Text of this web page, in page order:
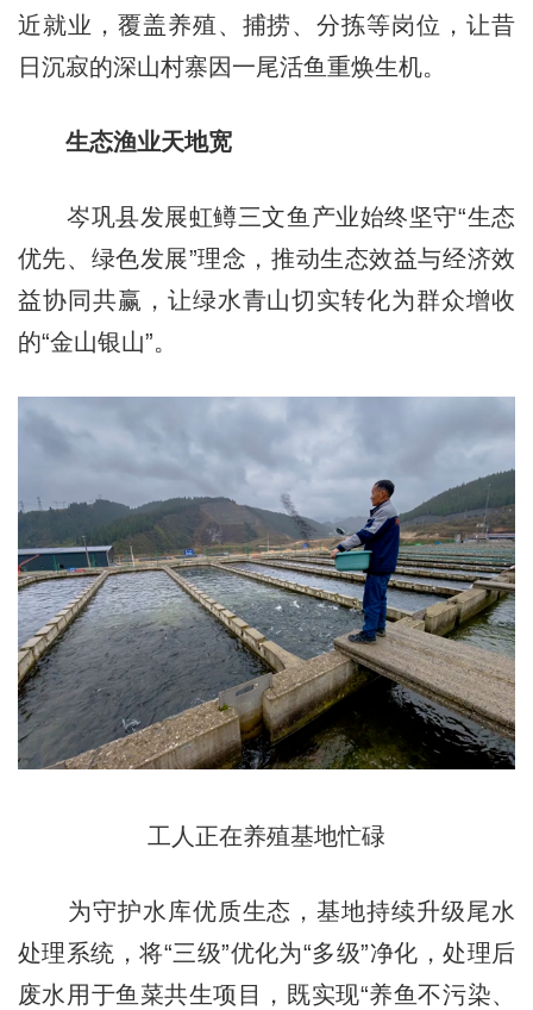
近就业，覆盖养殖、捕捞、分拣等岗位，让昔
日沉寂的深山村寨因一尾活鱼重焕生机。
生态渔业天地宽
岑巩县发展虹鳟三文鱼产业始终坚守“生态
优先、绿色发展”理念，推动生态效益与经济效
益协同共赢，让绿水青山切实转化为群众增收
的“金山银山”。
工人正在养殖基地忙碌
为守护水库优质生态，基地持续升级尾水
处理系统，将“三级”优化为“多级”净化，处理后
废水用于鱼菜共生项目，既实现“养鱼不污染、